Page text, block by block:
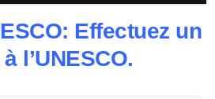
Effectuez un
l’UNESCO.